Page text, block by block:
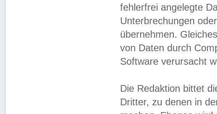
fehlerfrei angelegte
Unterbrechungen
übernehmen.
von Daten durch
Software verursacht
Die Redaktion bittet
Dritter, zu denen in